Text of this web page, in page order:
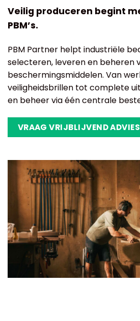
Veilig produceren begint
PBM’s.
PBM Partner helpt industriële
selecteren, leveren en beheren
beschermingsmiddelen. Van
veiligheidsbrillen tot complete
en beheer via één centrale
VRAAG VRIJBLIJVEND